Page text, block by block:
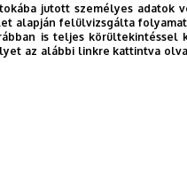
jutott személyes adatok
alapján felülvizsgálta
is teljes
az alábbi linkre kattintva